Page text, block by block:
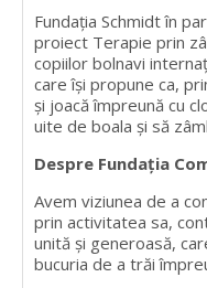
Fundația Schmidt în
proiect Terapie prin
copiilor bolnavi
care își propune ca,
şi joacă împreună cu
uite de boala şi să
Despre Fundaţia
Avem viziunea de a
prin activitatea sa,
unită şi generoasă,
bucuria de a trăi